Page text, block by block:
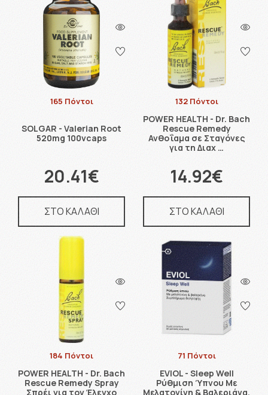
165 Πόντοι
SOLGAR - Valerian Root
520mg 100vcaps
20.41€
ΣΤΟ ΚΑΛΑΘΙ
132 Πόντοι
POWER HEALTH - Dr. Bach
Rescue Remedy
Ανθοΐαμα σε Σταγόνες
για τη Διαχ …
14.92€
ΣΤΟ ΚΑΛΑΘΙ
184 Πόντοι
POWER HEALTH - Dr. Bach
Rescue Remedy Spray
Σπρέι για τον Έλεγχο
71 Πόντοι
EVIOL - Sleep Well
Ρύθμιση Ύπνου Με
Μελατονίνη & Βαλεριάνα,